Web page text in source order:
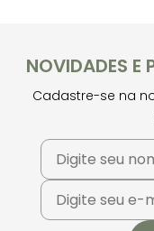
NOVIDADES E
Cadastre-se na